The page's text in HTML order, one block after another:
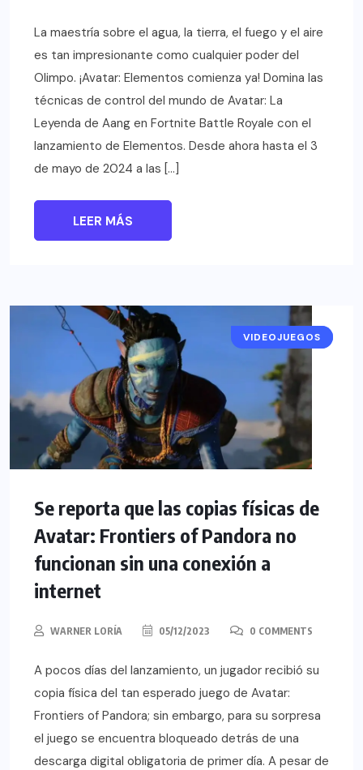
La maestría sobre el agua, la tierra, el fuego y el aire
es tan impresionante como cualquier poder del
Olimpo. ¡Avatar: Elementos comienza ya! Domina las
técnicas de control del mundo de Avatar: La
Leyenda de Aang en Fortnite Battle Royale con el
lanzamiento de Elementos. Desde ahora hasta el 3
de mayo de 2024 a las […]
LEER MÁS
NOTICIAS
VIDEOJUEGOS
Se reporta que las copias físicas de
Avatar: Frontiers of Pandora no
funcionan sin una conexión a
internet
WARNER LORÍA 05/12/2023 0 COMMENTS
A pocos días del lanzamiento, un jugador recibió su
copia física del tan esperado juego de Avatar:
Frontiers of Pandora; sin embargo, para su sorpresa
el juego se encuentra bloqueado detrás de una
descarga digital obligatoria de primer día. A pesar de